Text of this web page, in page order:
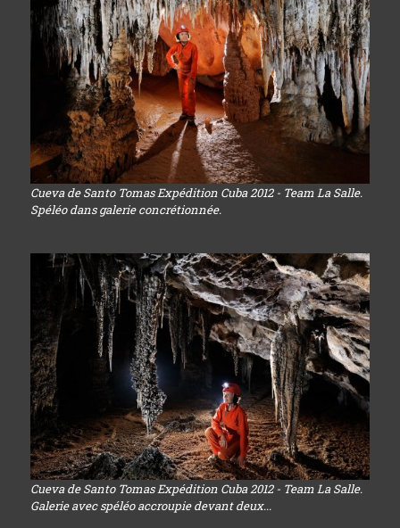
Cueva de Santo Tomas Expédition Cuba 2012 - Team La Salle.
Spéléo dans galerie concrétionnée.
Cueva de Santo Tomas Expédition Cuba 2012 - Team La Salle.
Galerie avec spéléo accroupie devant deux...